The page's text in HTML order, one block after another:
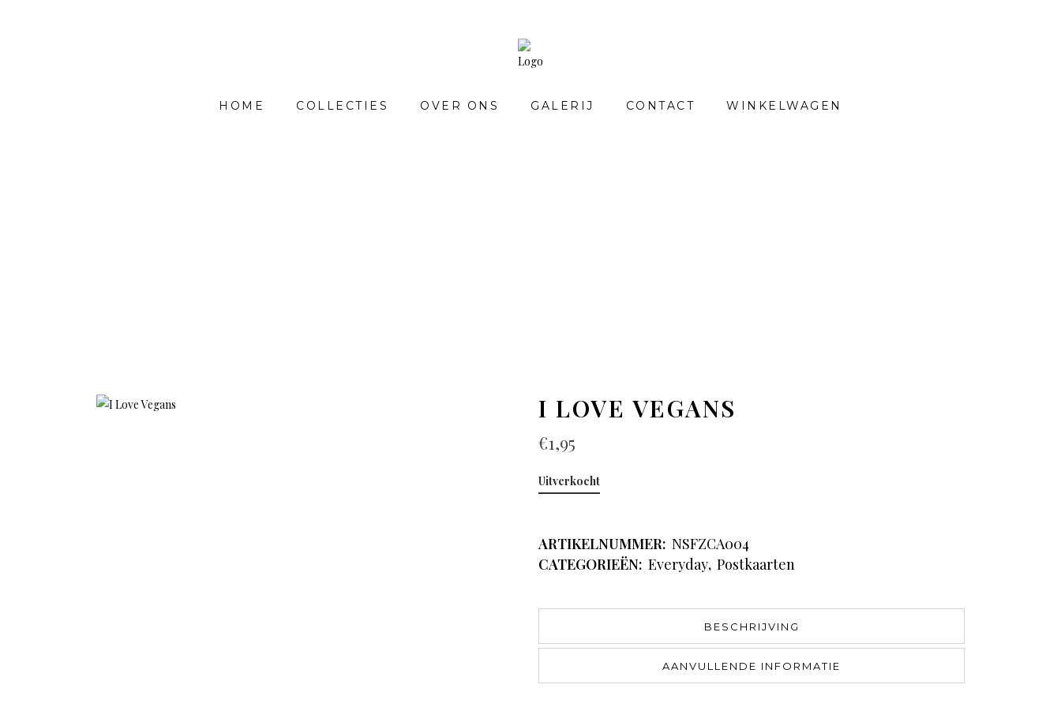
HOME COLLECTIES OVER ONS GALERIJ CONTACT WINKELWAGEN
I LOVE VEGANS
€1,95
Uitverkocht
ARTIKELNUMMER: NSFZCA004
CATEGORIEËN: Everyday, Postkaarten
BESCHRIJVING
AANVULLENDE INFORMATIE